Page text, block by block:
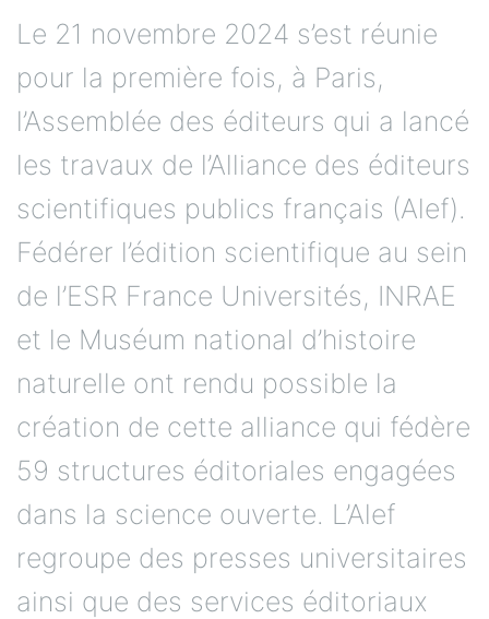
Le 21 novembre 2024 s’est réunie
pour la première fois, à Paris,
l’Assemblée des éditeurs qui a lancé
les travaux de l’Alliance des éditeurs
scientifiques publics français (Alef).
Fédérer l’édition scientifique au sein
de l’ESR France Universités, INRAE
et le Muséum national d’histoire
naturelle ont rendu possible la
création de cette alliance qui fédère
59 structures éditoriales engagées
dans la science ouverte. L’Alef
regroupe des presses universitaires
ainsi que des services éditoriaux